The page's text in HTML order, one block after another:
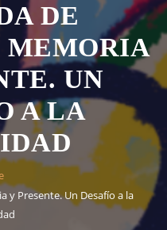
DE
MEMORIA
UN
A LA
y Presente. Un Desafío a la